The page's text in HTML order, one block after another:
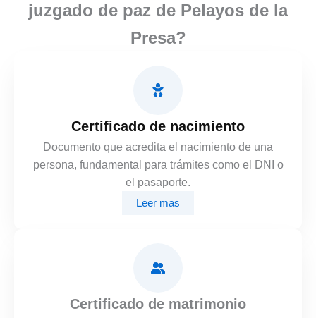
juzgado de paz de Pelayos de la
Presa?
Certificado de nacimiento
Documento que acredita el nacimiento de una
persona, fundamental para trámites como el DNI o
el pasaporte.
Leer mas
Certificado de matrimonio